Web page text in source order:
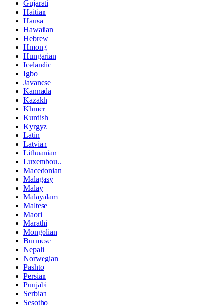
Gujarati
Haitian
Hausa
Hawaiian
Hebrew
Hmong
Hungarian
Icelandic
Igbo
Javanese
Kannada
Kazakh
Khmer
Kurdish
Kyrgyz
Latin
Latvian
Lithuanian
Luxembou..
Macedonian
Malagasy
Malay
Malayalam
Maltese
Maori
Marathi
Mongolian
Burmese
Nepali
Norwegian
Pashto
Persian
Punjabi
Serbian
Sesotho